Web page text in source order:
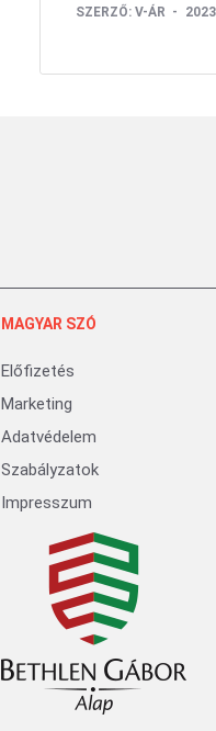
SZERZŐ: V-ÁR
MAGYAR SZÓ
Előfizetés
Marketing
Adatvédelem
Szabályzatok
Impresszum